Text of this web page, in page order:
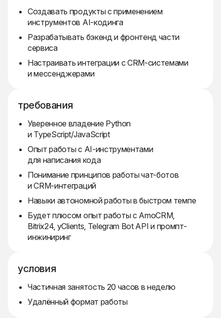
Создавать продукты с применением
инструментов AI-кодинга
Разрабатывать бэкенд и фронтенд части
сервиса
Настраивать интеграции с CRM-системами
и мессенджерами
требования
Уверенное владение Python
и TypeScript/JavaScript
Опыт работы с AI-инструментами
для написания кода
Понимание принципов работы чат-ботов
и CRM-интеграций
Навыки автономной работы в быстром темпе
Будет плюсом опыт работы с AmoCRM,
Bitrix24, yClients, Telegram Bot API и промпт-
инжиниринг
условия
Частичная занятость 20 часов в неделю
Удалённый формат работы